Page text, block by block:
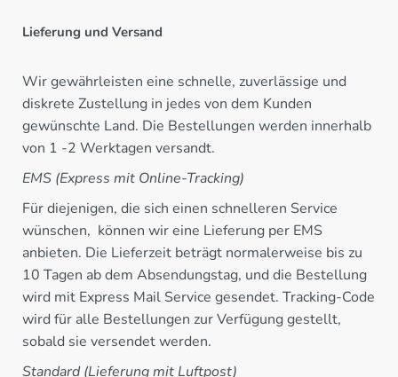
Lieferung und Versand
Wir gewährleisten eine schnelle, zuverlässige und
diskrete Zustellung in jedes von dem Kunden
gewünschte Land. Die Bestellungen werden innerhalb
von 1 -2 Werktagen versandt.
EMS (Express mit Online-Tracking)
Für diejenigen, die sich einen schnelleren Service
wünschen, können wir eine Lieferung per EMS
anbieten. Die Lieferzeit beträgt normalerweise bis zu
10 Tagen ab dem Absendungstag, und die Bestellung
wird mit Express Mail Service gesendet. Tracking-Code
wird für alle Bestellungen zur Verfügung gestellt,
sobald sie versendet werden.
Standard (Lieferung mit Luftpost)